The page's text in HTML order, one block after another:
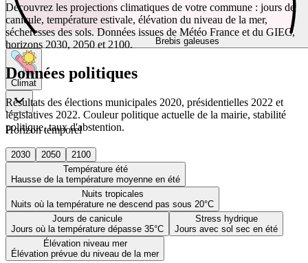
Brebis galeuses
Climat
Horizon temporel
2030 2050
2100
Température été
Hausse de la température moyenne en été
Nuits tropicales
Nuits où la température ne descend pas sous 20°C
Jours de canicule
Jours où la température dépasse 35°C
Stress hydrique
Jours avec sol sec en été
Élévation niveau mer
Élévation prévue du niveau de la mer
Découvrez les projections climatiques de votre commune : jours de
canicule, température estivale, élévation du niveau de la mer,
sécheresses des sols. Données issues de Météo France et du GIEC,
horizons 2030, 2050 et 2100.
Données politiques
Résultats des élections municipales 2020, présidentielles 2022 et
législatives 2022. Couleur politique actuelle de la mairie, stabilité
politique, taux d'abstention.